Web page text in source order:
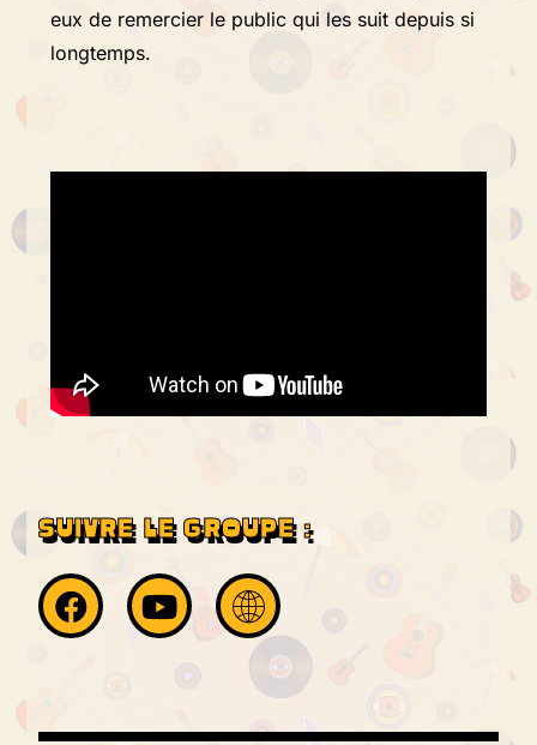
eux de remercier le public qui les suit depuis si
longtemps.
SUIVRE LE GROUPE :